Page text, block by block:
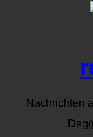
Nachrichten